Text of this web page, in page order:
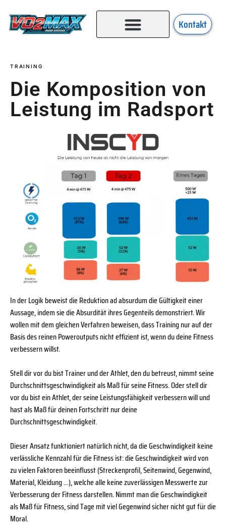
Kontakt
TRAINING
Die Komposition von
Leistung im Radsport
In der Logik beweist die Reduktion ad absurdum die Gültigkeit einer
Aussage, indem sie die Absurdität ihres Gegenteils demonstriert. Wir
wollen mit dem gleichen Verfahren beweisen, dass Training nur auf der
Basis des reinen Poweroutputs nicht effizient ist, wenn du deine Fitness
verbessern willst.
Stell dir vor du bist Trainer und der Athlet, den du betreust, nimmt seine
Durchschnittsgeschwindigkeit als Maß für seine Fitness. Oder stell dir
vor du bist ein Athlet, der seine Leistungsfähigkeit verbessern will und
hast als Maß für deinen Fortschritt nur deine
Durchschnittsgeschwindigkeit.
Dieser Ansatz funktioniert natürlich nicht, da die Geschwindigkeit keine
verlässliche Kennzahl für die Fitness ist: die Geschwindigkeit wird von
zu vielen Faktoren beeinflusst (Streckenprofil, Seitenwind, Gegenwind,
Material, Kleidung …), welche alle keine zuverlässigen Messwerte zur
Verbesserung der Fitness darstellen. Nimmt man die Geschwindigkeit
als Maß für Fitness, sind Tage mit viel Gegenwind sicher nicht gut für die
Moral.